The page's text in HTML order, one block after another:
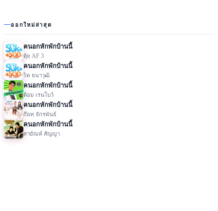
ออกใหม่ล่าสุด
คนอกหักพักบ้านนี้
ตุ้ย AF 3
คนอกหักพักบ้านนี้
ไท ธนาวุฒิ
คนอกหักพักบ้านนี้
ต้อม เรนโบว์
คนอกหักพักบ้านนี้
ก๊อท จักรพันธ์
คนอกหักพักบ้านนี้
สายัณห์ สัญญา